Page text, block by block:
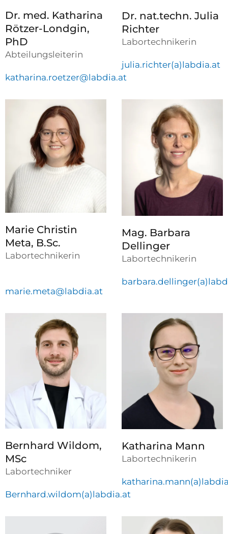
Dr. med. Katharina
Rötzer-Londgin,
PhD
Abteilungsleiterin
katharina.roetzer@labdia.at
Dr. nat.techn. Julia
Richter
Labortechnikerin
julia.richter(a)labdia.at
Marie Christin
Meta, B.Sc.
Labortechnikerin
marie.meta@labdia.at
Mag. Barbara
Dellinger
Labortechnikerin
Bernhard Wildom,
MSc
Labortechniker
Bernhard.wildom(a)labdia.at
Katharina Mann
Labortechnikerin